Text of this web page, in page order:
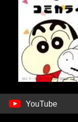
YouTube